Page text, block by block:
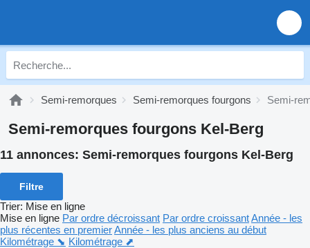
Semi-remorques Semi-remorques fourgons Semi-
Semi-remorques fourgons Kel-Berg
11 annonces: Semi-remorques fourgons Kel-Berg
Filtre
Trier: Mise en ligne
Mise en ligne Par ordre décroissant Par ordre croissantAnnée - les
plus récentes en premierAnnée - les plus anciens au début
Kilométrage ⬊ Kilométrage ⬈